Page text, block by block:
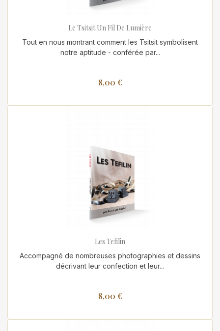
Le Tsitsit Un Fil De Lumière
Tout en nous montrant comment les Tsitsit symbolisent
notre aptitude - conférée par...
8,00 €
Les Tefilin
Accompagné de nombreuses photographies et dessins
décrivant leur confection et leur...
8,00 €